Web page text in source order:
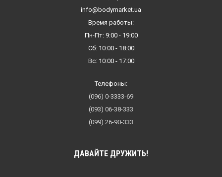
info@bodymarket.ua
Время работы:
Пн-Пт: 9:00 - 19:00
Сб: 10:00 - 18:00
Вс: 10:00 - 17:00
Телефоны:
(096) 0-3333-69
(093) 06-38-333
(099) 26-90-333
ДАВАЙТЕ ДРУЖИТЬ!